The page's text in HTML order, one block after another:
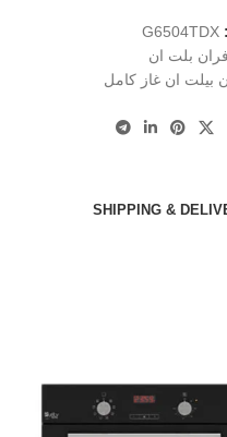
G6504TDX
بلت ان
بيلت ان غاز كامل
SHIPPING &